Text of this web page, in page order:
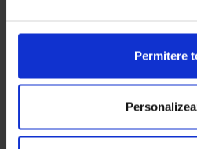
Permitere